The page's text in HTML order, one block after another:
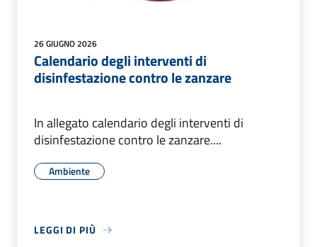
26 GIUGNO 2026
Calendario degli interventi di
disinfestazione contro le zanzare
In allegato calendario degli interventi di
disinfestazione contro le zanzare....
Ambiente
LEGGI DI PIÙ